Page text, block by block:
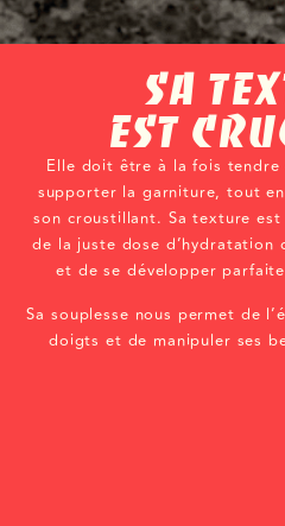
SA
EST
Elle doit être à la fois
supporter la garniture, tout
son croustillant. Sa texture
de la juste dose
et de se développer
Sa souplesse nous permet de
doigts et de manipuler ses